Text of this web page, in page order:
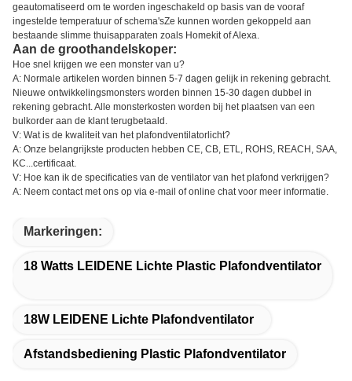
geautomatiseerd om te worden ingeschakeld op basis van de vooraf
ingestelde temperatuur of schema'sZe kunnen worden gekoppeld aan
bestaande slimme thuisapparaten zoals Homekit of Alexa.
Aan de groothandelskoper:
Hoe snel krijgen we een monster van u?
A: Normale artikelen worden binnen 5-7 dagen gelijk in rekening gebracht.
Nieuwe ontwikkelingsmonsters worden binnen 15-30 dagen dubbel in
rekening gebracht. Alle monsterkosten worden bij het plaatsen van een
bulkorder aan de klant terugbetaald.
V: Wat is de kwaliteit van het plafondventilatorlicht?
A: Onze belangrijkste producten hebben CE, CB, ETL, ROHS, REACH, SAA,
KC...certificaat.
V: Hoe kan ik de specificaties van de ventilator van het plafond verkrijgen?
A: Neem contact met ons op via e-mail of online chat voor meer informatie.
Markeringen:
18 Watts LEIDENE Lichte Plastic Plafondventilator
18W LEIDENE Lichte Plafondventilator
Afstandsbediening Plastic Plafondventilator